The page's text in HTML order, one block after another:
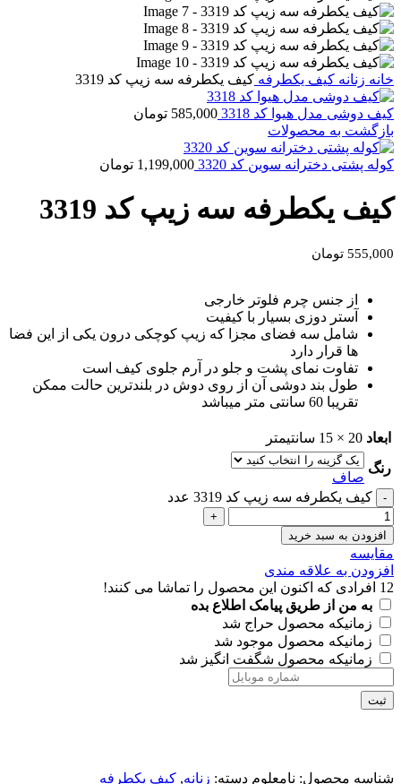
خانه زنانه کیف یکطرفه کیف یکطرفه سه زیپ کد 3319
کیف دوشی مدل هیوا کد 3318 585,000 تومان
بازگشت به محصولات
کوله پشتی دخترانه سوین کد 3320 1,199,000 تومان
کیف یکطرفه سه زیپ کد 3319
555,000 تومان
از جنس چرم فلوتر خارجی
آستر دوزی بسیار با کیفیت
شامل سه فضای مجزا که زیپ کوچکی درون یکی از این فضا
ها قرار دارد
تفاوت نمای پشت و جلو در آرم جلوی کیف است
طول بند دوشی آن از روی دوش در بلندترین حالت ممکن
تقریبا 60 سانتی متر میباشد
ابعاد 20 × 15 سانتیمتر
رنگ
صاف
کیف یکطرفه سه زیپ کد 3319 عدد
افزودن به سبد خرید
مقايسه
افزودن به علاقه مندی
12 افرادی که اکنون این محصول را تماشا می کنند!
به من از طریق پیامک اطلاع بده
زمانیکه محصول حراج شد
زمانیکه محصول موجود شد
زمانیکه محصول شگفت انگیز شد
ثبت
شناسه محصول: نامعلوم دسته: زنانه, کیف یکطرفه